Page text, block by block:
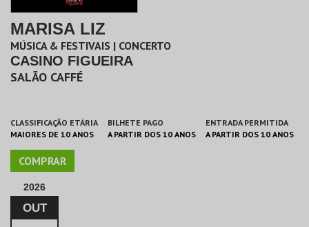
MARISA LIZ
MÚSICA & FESTIVAIS | CONCERTO
CASINO FIGUEIRA
SALÃO CAFFÉ
CLASSIFICAÇÃO ETÁRIA
MAIORES DE 10 ANOS
BILHETE PAGO
A PARTIR DOS 10 ANOS
ENTRADA PERMITIDA
A PARTIR DOS 10 ANOS
COMPRAR
2026
OUT